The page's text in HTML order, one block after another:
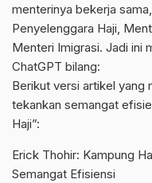
menterinya bekerja
Penyelenggara Haji,
Menteri Imigrasi. Jadi ini
ChatGPT bilang:
Berikut versi artikel yang
tekankan semangat
Haji”:
Erick Thohir: Kampung
Semangat Efisiensi